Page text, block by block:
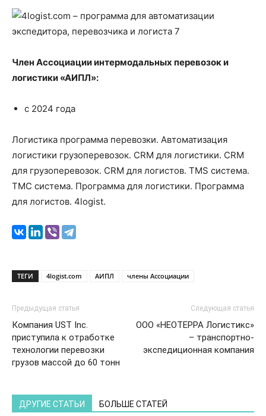
Член Ассоциации интермодальных перевозок и
логистики «АИПЛ»:
с 2024 года
Логистика программа перевозки. Автоматизация
логистики грузоперевозок. CRM для логистики. CRM
для грузоперевозок. CRM для логистов. TMS система.
ТМС система. Программа для логистики. Программа
для логистов. 4logist.
ТЕГИ 4logist.com АИПЛ члены Ассоциации
Предыдущая статья
Компания UST Inc.
приступила к отработке
технологии перевозки
грузов массой до 60 тонн
Следующая статья
ООО «НЕОТЕРРА Логистикс»
– транспортно-
экспедиционная компания
ДРУГИЕ СТАТЬИ БОЛЬШЕ СТАТЕЙ